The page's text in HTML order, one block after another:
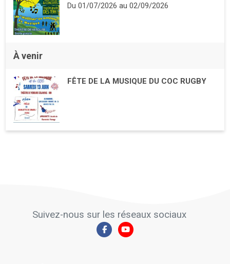
Du 01/07/2026au 02/09/2026
À venir
FÊTE DE LA MUSIQUE DU COC RUGBY
Suivez-nous sur les réseaux sociaux